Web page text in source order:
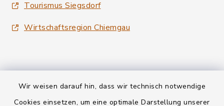
Wir weisen darauf hin, dass wir technisch notwendige
Cookies einsetzen, um eine optimale Darstellung unserer
Tourismus Siegsdorf
Wirtschaftsregion Chiemgau
Kontakt